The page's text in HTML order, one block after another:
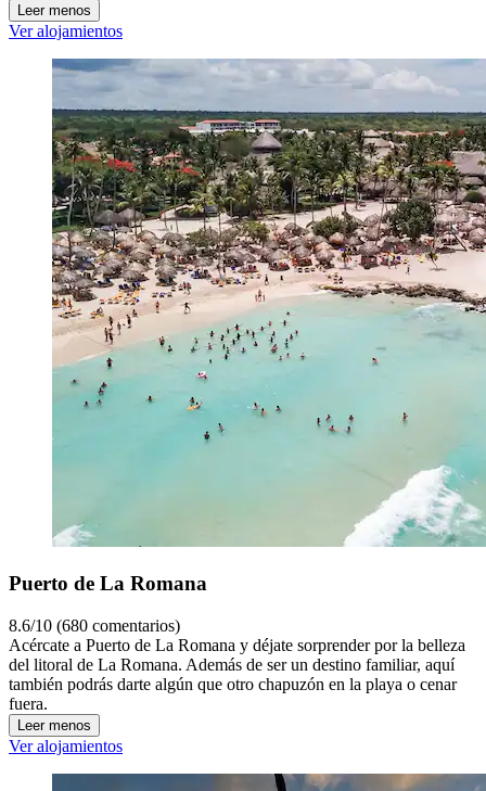
Leer menos
Ver alojamientos
Puerto de La Romana
8.6/10 (680 comentarios)
Acércate a Puerto de La Romana y déjate sorprender por la belleza
del litoral de La Romana. Además de ser un destino familiar, aquí
también podrás darte algún que otro chapuzón en la playa o cenar
fuera.
Leer menos
Ver alojamientos